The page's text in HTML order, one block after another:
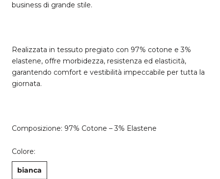
business di grande stile.
Realizzata in tessuto pregiato con 97% cotone e 3%
elastene, offre morbidezza, resistenza ed elasticità,
garantendo comfort e vestibilità impeccabile per tutta la
giornata.
Composizione: 97% Cotone – 3% Elastene
Colore:
bianca